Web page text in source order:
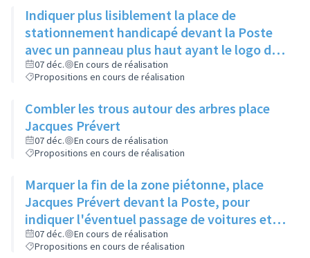
Indiquer plus lisiblement la place de
stationnement handicapé devant la Poste
avec un panneau plus haut ayant le logo du
fauteuil sur toutes les faces
07 déc.
En cours de réalisation
Propositions en cours de réalisation
Combler les trous autour des arbres place
Jacques Prévert
07 déc.
En cours de réalisation
Propositions en cours de réalisation
Marquer la fin de la zone piétonne, place
Jacques Prévert devant la Poste, pour
indiquer l'éventuel passage de voitures et
rajouter un passage piéton
07 déc.
En cours de réalisation
Propositions en cours de réalisation